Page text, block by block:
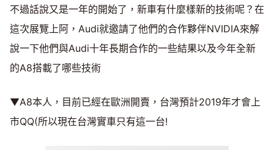
不過話說又是一年的開始了，新車有什麼樣新的技術呢？在
這次展覽上阿，Audi就邀請了他們的合作夥伴NVIDIA來解
說一下他們與Audi十年長期合作的一些結果以及今年全新
的A8搭載了哪些技術
▼A8本人，目前已經在歐洲開賣，台灣預計2019年才會上
市QQ(所以現在台灣實車只有這一台!